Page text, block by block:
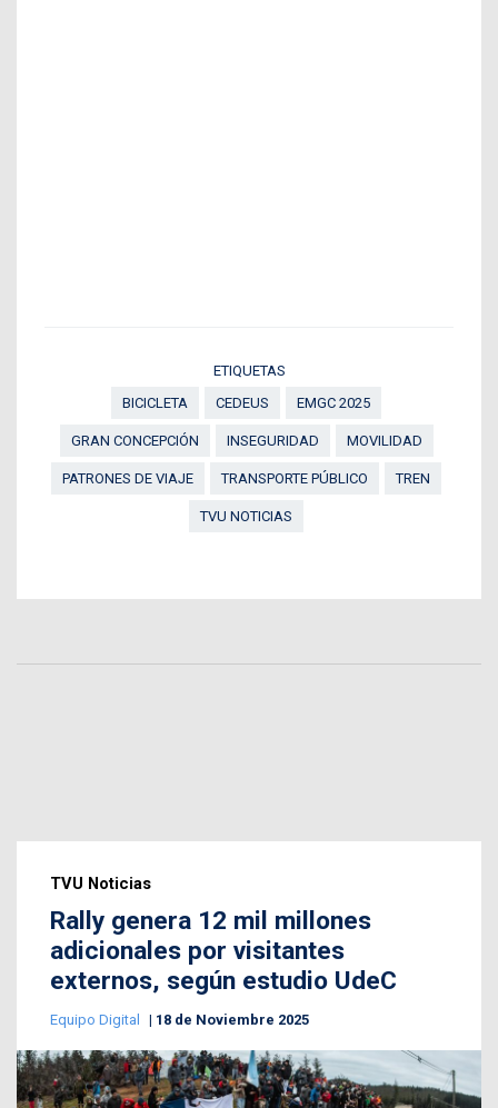
ETIQUETAS
BICICLETA
CEDEUS EMGC 2025
GRAN CONCEPCIÓN INSEGURIDAD MOVILIDAD
PATRONES DE VIAJE TRANSPORTE PÚBLICO TREN
TVU NOTICIAS
TVU Noticias
Rally genera 12 mil millones
adicionales por visitantes
externos, según estudio UdeC
Equipo Digital 18 de Noviembre 2025